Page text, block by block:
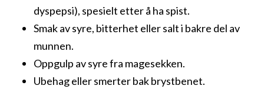
dyspepsi), spesielt etter å ha spist.
Smak av syre, bitterhet eller salt i bakre del av
munnen.
Oppgulp av syre fra magesekken.
Ubehag eller smerter bak brystbenet.